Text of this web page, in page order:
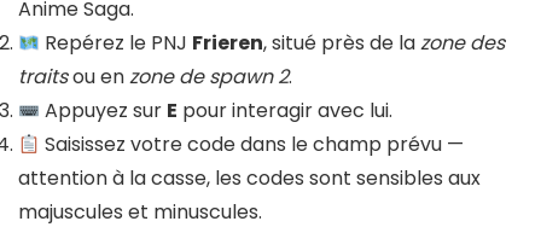
Anime Saga.
Repérez le PNJ Frieren, situé près de lazone des
traitsou enzone de spawn 2.
Appuyez sur E pour interagir avec lui.
Saisissez votre code dans le champ prévu —
attention à la casse, les codes sont sensibles aux
majuscules et minuscules.